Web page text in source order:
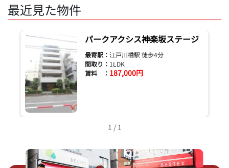
最近見た物件
パークアクシス神楽坂ステージ
最寄駅： 江戸川橋駅 徒歩4分
間取り： 1LDK
賃料 ： 187,000円
1 / 1